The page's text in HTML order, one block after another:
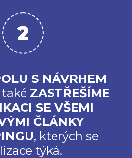
S NÁVRHEM
ZASTŘEŠÍME
SE VŠEMI
ČLÁNKY
, kterých se
týká.